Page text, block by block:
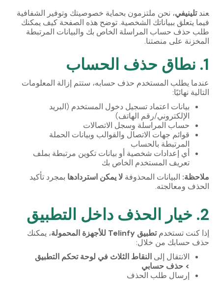
عندتلينيفي، نحن ملتزمون بحماية خصوصيتك وتوفير الشفافية
فيما يتعلق ببياناتك الشخصية. توضح هذه الصفحة كيف يمكنك
طلب حذف حساب المراسلة الخاص بك والبيانات المرتبطة
المخزنة على منصتنا.
1. نطاق حذف الحساب
عندما يطلب المستخدم حذف حسابه، ستتم إزالة المعلومات
التالية نهائيًا:
بيانات اعتماد تسجيل دخول المستخدم (البريد
الإلكتروني/رقم الهاتف)
حساب المراسلة وسجل الاتصالات
قوائم جهات الاتصال والقوالب وبيانات الحملة
المرتبطة بالحساب
أي إعدادات شخصية أو بيانات تكوين مرتبطة بملف
تعريف المستخدم الخاص بك
ملاحظة: البيانات المحذوفةلا يمكن استردادها بمجرد تأكيد
الحذف ومعالجته.
2. خيار الحذف داخل التطبيق
إذا كنت تستخدمتطبيق Telinfy للأجهزة المحمولة
، يمكنك
حذف حسابك من خلال:
الانتقال إلىالنقاط الثلاث في لوحة تحكم التطبيق
> حذف حسابي
إرسال طلب الحذف